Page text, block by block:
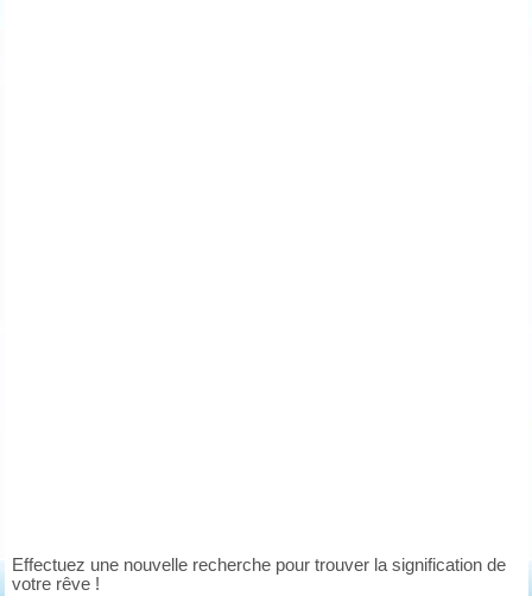
Effectuez une nouvelle recherche pour trouver la signification de
votre rêve !